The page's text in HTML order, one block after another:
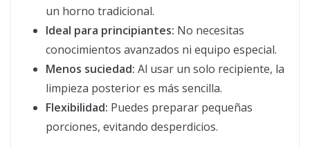
un horno tradicional.
Ideal para principiantes: No necesitas
conocimientos avanzados ni equipo especial.
Menos suciedad: Al usar un solo recipiente, la
limpieza posterior es más sencilla.
Flexibilidad: Puedes preparar pequeñas
porciones, evitando desperdicios.